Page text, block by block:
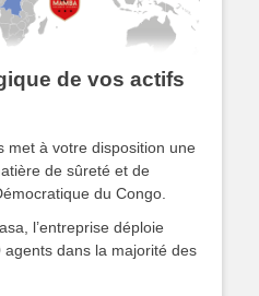
de vos actifs
met à votre disposition une
de sûreté et de
du Congo.
l’entreprise déploie
agents dans la majorité des